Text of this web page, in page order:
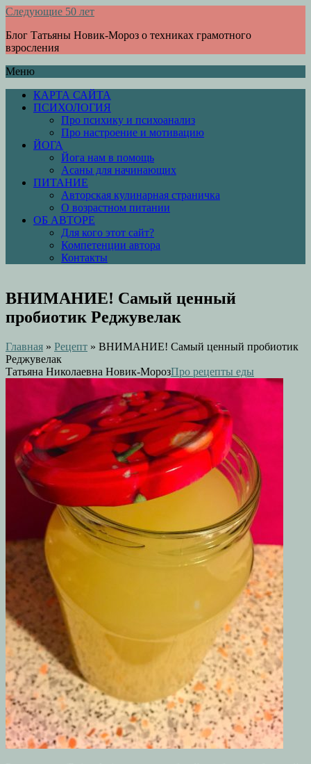
Следующие 50 лет
Блог Татьяны Новик-Мороз о техниках грамотного
взросления
Меню
КАРТА САЙТА
ПСИХОЛОГИЯ
Про психику и психоанализ
Про настроение и мотивацию
ЙОГА
Йога нам в помощь
Асаны для начинающих
ПИТАНИЕ
Авторская кулинарная страничка
О возрастном питании
ОБ АВТОРЕ
Для кого этот сайт?
Компетенции автора
Контакты
ВНИМАНИЕ! Самый ценный
пробиотик Реджувелак
Главная » Рецепт » ВНИМАНИЕ! Самый ценный пробиотик
Реджувелак
Татьяна Николаевна Новик-МорозПро рецепты еды